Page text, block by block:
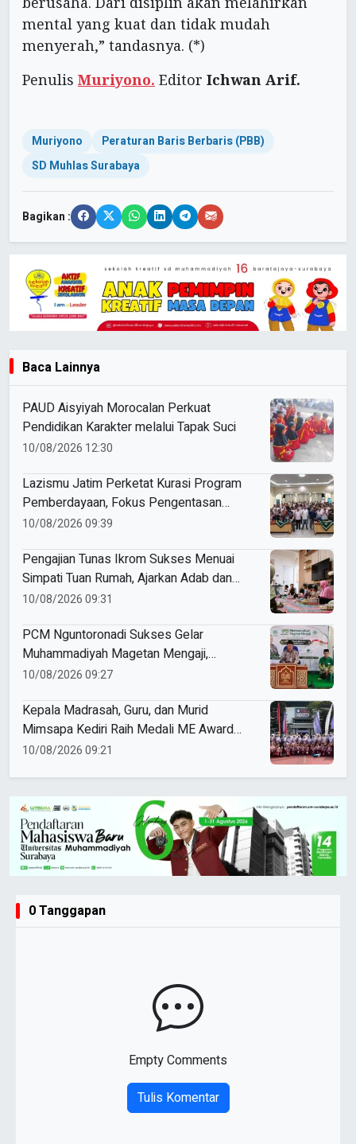
mental yang kuat dan tidak mudah
menyerah,” tandasnya. (*)
Penulis Muriyono. Editor Ichwan Arif.
Muriyono
Peraturan Baris Berbaris (PBB)
SD Muhlas Surabaya
Bagikan :
Baca Lainnya
PAUD Aisyiyah Morocalan Perkuat
Pendidikan Karakter melalui Tapak Suci
10/08/2026 12:30
Lazismu Jatim Perketat Kurasi Program
Pemberdayaan, Fokus Pengentasan
Kemiskinan Berkelanjutan
10/08/2026 09:39
Pengajian Tunas Ikrom Sukses Menuai
Simpati Tuan Rumah, Ajarkan Adab dan
Pererat Silaturahmi Siswa
10/08/2026 09:31
PCM Nguntoronadi Sukses Gelar
Muhammadiyah Magetan Mengaji,
Hadirkan 350 Jamaah
10/08/2026 09:27
Kepala Madrasah, Guru, dan Murid
Mimsapa Kediri Raih Medali ME Award
2026
10/08/2026 09:21
0 Tanggapan
Empty Comments
Tulis Komentar